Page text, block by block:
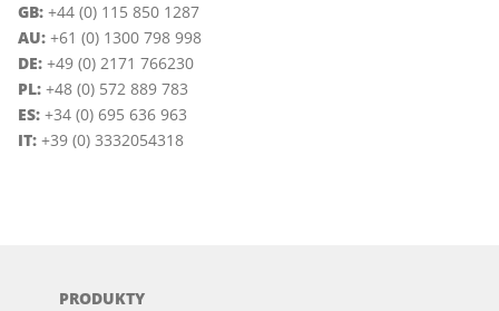
GB: +44 (0) 115 850 1287
AU: +61 (0) 1300 798 998
DE: +49 (0) 2171 766230
PL: +48 (0) 572 889 783
ES: +34 (0) 695 636 963
IT: +39 (0) 3332054318
PRODUKTY